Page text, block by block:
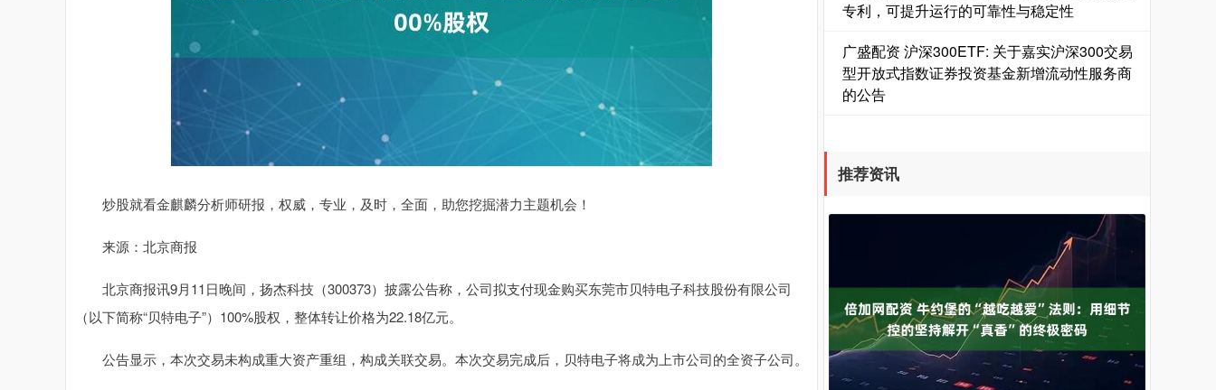
炒股就看金麒麟分析师研报，权威，专业，及时，全面，助您挖掘潜力主题机会！
来源：北京商报
北京商报讯9月11日晚间，扬杰科技（300373）披露公告称，公司拟支付现金购买东莞市贝特电子科技股份有限公司
（以下简称“贝特电子”）100%股权，整体转让价格为22.18亿元。
公告显示，本次交易未构成重大资产重组，构成关联交易。本次交易完成后，贝特电子将成为上市公司的全资子公司。
专利，可提升运行的可靠性与稳定性
广盛配资 沪深300ETF: 关于嘉实沪深300交易
型开放式指数证券投资基金新增流动性服务商
的公告
推荐资讯